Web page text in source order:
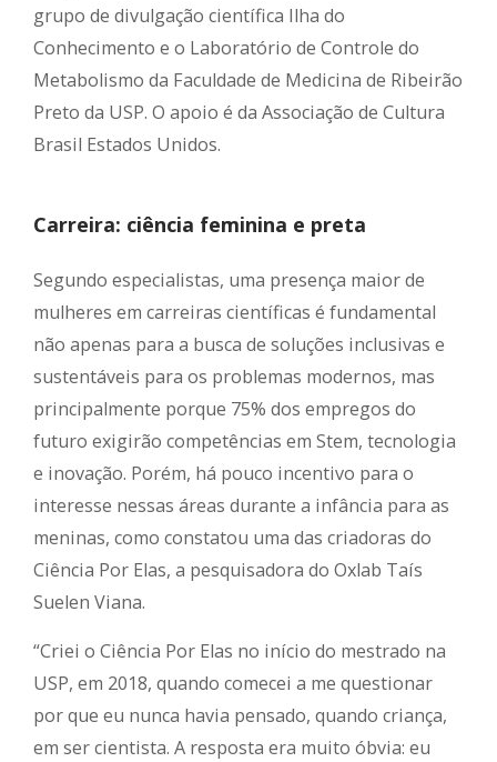
grupo de divulgação científica Ilha do
Conhecimento e o Laboratório de Controle do
Metabolismo da Faculdade de Medicina de Ribeirão
Preto da USP. O apoio é da Associação de Cultura
Brasil Estados Unidos.
Carreira: ciência feminina e preta
Segundo especialistas, uma presença maior de
mulheres em carreiras científicas é fundamental
não apenas para a busca de soluções inclusivas e
sustentáveis para os problemas modernos, mas
principalmente porque 75% dos empregos do
futuro exigirão competências em Stem, tecnologia
e inovação. Porém, há pouco incentivo para o
interesse nessas áreas durante a infância para as
meninas, como constatou uma das criadoras do
Ciência Por Elas, a pesquisadora do Oxlab Taís
Suelen Viana.
“Criei o Ciência Por Elas no início do mestrado na
USP, em 2018, quando comecei a me questionar
por que eu nunca havia pensado, quando criança,
em ser cientista. A resposta era muito óbvia: eu